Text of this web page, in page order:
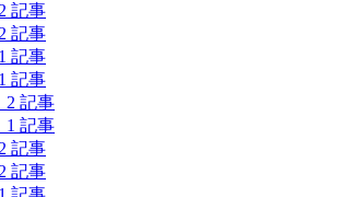
2 記事
2 記事
1 記事
1 記事
2 記事
1 記事
2 記事
2 記事